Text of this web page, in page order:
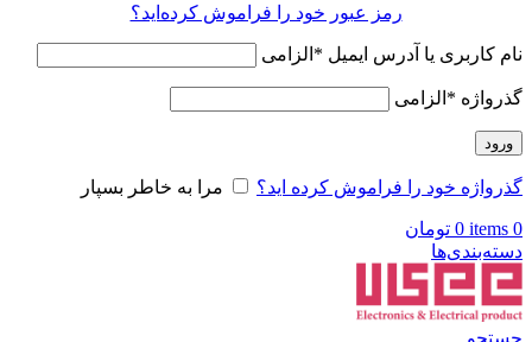
رمز عبور خود را فراموش کرده‌اید؟
نام کاربری یا آدرس ایمیل * الزامی
گذرواژه * الزامی
ورود
گذرواژه خود را فراموش کرده اید؟ مرا به خاطر بسپار
0
items
0 تومان
دسته‌بندی‌ها